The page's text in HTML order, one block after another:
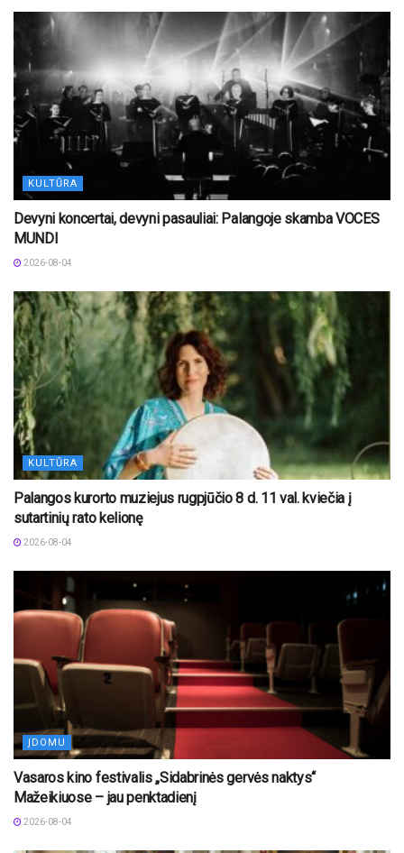
KULTŪRA
Devyni koncertai, devyni pasauliai: Palangoje skamba VOCES
MUNDI
2026-08-04
KULTŪRA
Palangos kurorto muziejus rugpjūčio 8 d. 11 val. kviečia į
sutartinių rato kelionę
2026-08-04
ĮDOMU
Vasaros kino festivalis „Sidabrinės gervės naktys“
Mažeikiuose – jau penktadienį
2026-08-04